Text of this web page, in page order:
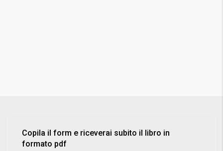
Copila il form e riceverai subito il libro in
formato pdf